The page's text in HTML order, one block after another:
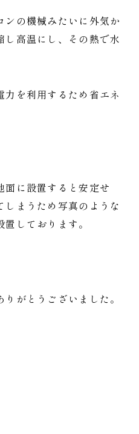
ンの機械みたいに外気か
し高温にし、その熱で水
を利用するため省エネ
面に設置すると安定せ
まうため写真のような
しております。
がとうございました。